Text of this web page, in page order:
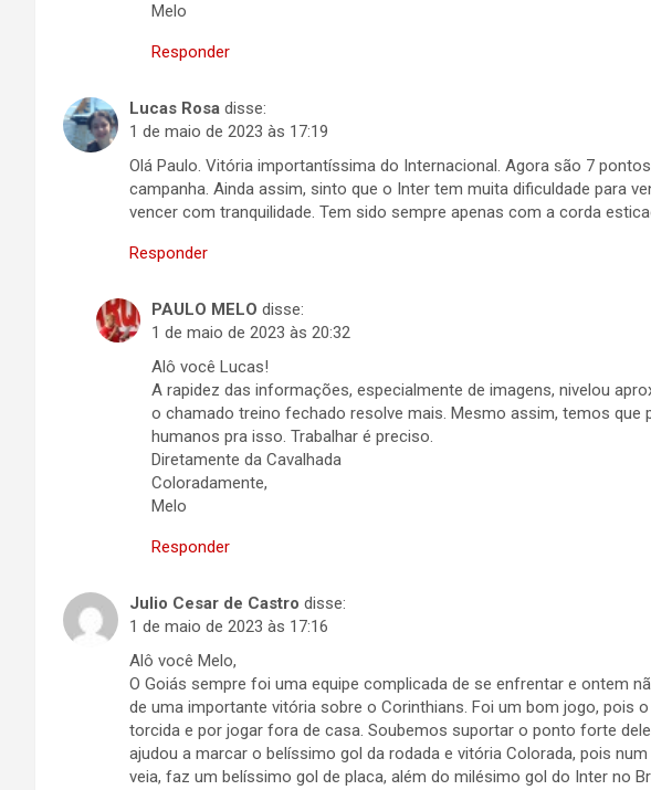
Melo
Responder
Lucas Rosa disse:
1 de maio de 2023 às 17:19
Olá Paulo. Vitória importantíssima do Internacional. Agora são 7
campanha. Ainda assim, sinto que o Inter tem muita dificuldade para
vencer com tranquilidade. Tem sido sempre apenas com a corda
Responder
PAULO MELO disse:
1 de maio de 2023 às 20:32
Alô você Lucas!
A rapidez das informações, especialmente de imagens, nivelou
o chamado treino fechado resolve mais. Mesmo assim, temos que
humanos pra isso. Trabalhar é preciso.
Diretamente da Cavalhada
Coloradamente,
Melo
Responder
Julio Cesar de Castro disse:
1 de maio de 2023 às 17:16
Alô você Melo,
O Goiás sempre foi uma equipe complicada de se enfrentar e ontem
de uma importante vitória sobre o Corinthians. Foi um bom jogo, pois
torcida e por jogar fora de casa. Soubemos suportar o ponto forte
ajudou a marcar o belíssimo gol da rodada e vitória Colorada, pois
veia, faz um belíssimo gol de placa, além do milésimo gol do Inter no